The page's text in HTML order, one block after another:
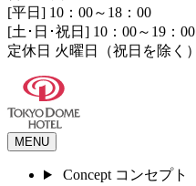
[平日] 10：00～18：00
[土･日･祝日] 10：00～19：00
定休日 火曜日（祝日を除く）
MENU
Concept コンセプト